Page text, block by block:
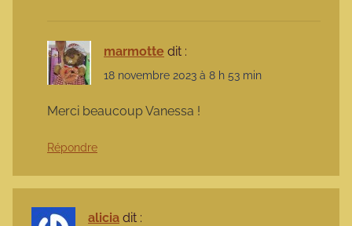
marmotte dit :
18 novembre 2023 à 8 h 53 min
Merci beaucoup Vanessa !
Répondre
alicia dit :